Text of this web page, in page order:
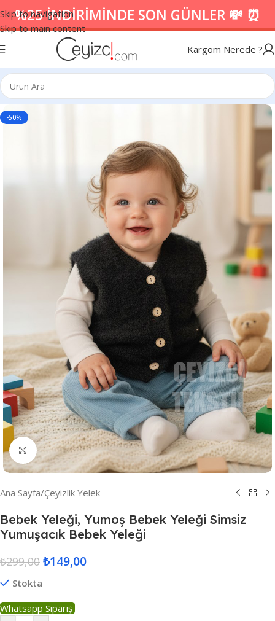
Skip to navigation
Skip to main content
%25 İNDİRİMİNDE SON GÜNLER 💸 ⏰
Kargom Nerede ?
-50%
Resmi Büyüt
Ana Sayfa/Çeyizlik Yelek
Bebek Yeleği, Yumoş Bebek Yeleği Simsiz
Yumuşacık Bebek Yeleği
₺299,00 ₺149,00
Stokta
Whatsapp Sipariş